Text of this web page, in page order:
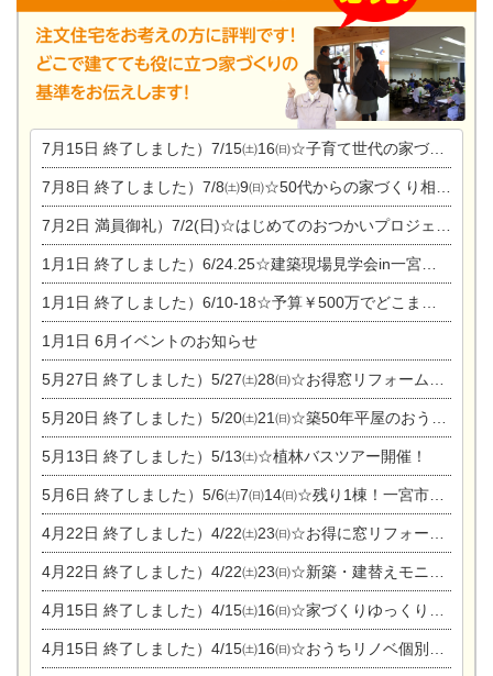
7月15日 終了しました）7/15㈯16㈰☆子育て世代の家づくり相談会
7月8日 終了しました）7/8㈯9㈰☆50代からの家づくり相談会
7月2日 満員御礼）7/2(日)☆はじめてのおつかいプロジェクト
1月1日 終了しました）6/24.25☆建築現場見学会in一宮市木曽川町
1月1日 終了しました）6/10-18☆予算￥500万でどこまでできるの？リフォーム相談会
1月1日 6月イベントのお知らせ
5月27日 終了しました）5/27㈯28㈰☆お得窓リフォーム個別相談会
5月20日 終了しました）5/20㈯21㈰☆築50年平屋のおうちリノベーション完成見学会
5月13日 終了しました）5/13㈯☆植林バスツアー開催！
5月6日 終了しました）5/6㈯7㈰14㈰☆残り1棟！一宮市限定モニター募集相談会(新築・建替え)
4月22日 終了しました）4/22㈯23㈰☆お得に窓リフォーム個別相談会
4月22日 終了しました）4/22㈯23㈰☆新築・建替えモニター募集個別相談会
4月15日 終了しました）4/15㈯16㈰☆家づくりゆっくりじっくり個別相談会
4月15日 終了しました）4/15㈯16㈰☆おうちリノベ個別相談会